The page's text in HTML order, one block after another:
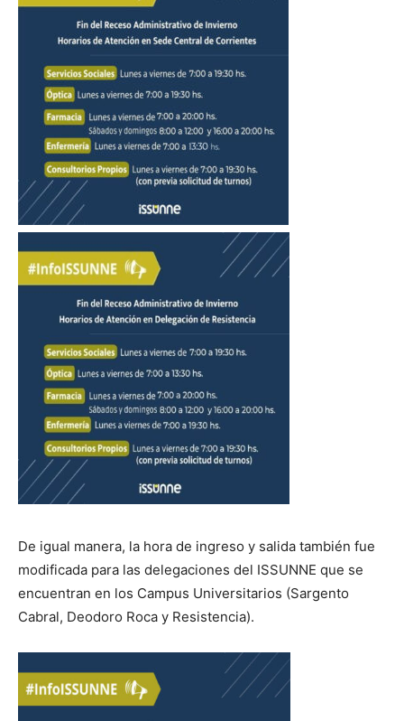
De igual manera, la hora de ingreso y salida también fue
modificada para las delegaciones del ISSUNNE que se
encuentran en los Campus Universitarios (Sargento
Cabral, Deodoro Roca y Resistencia).